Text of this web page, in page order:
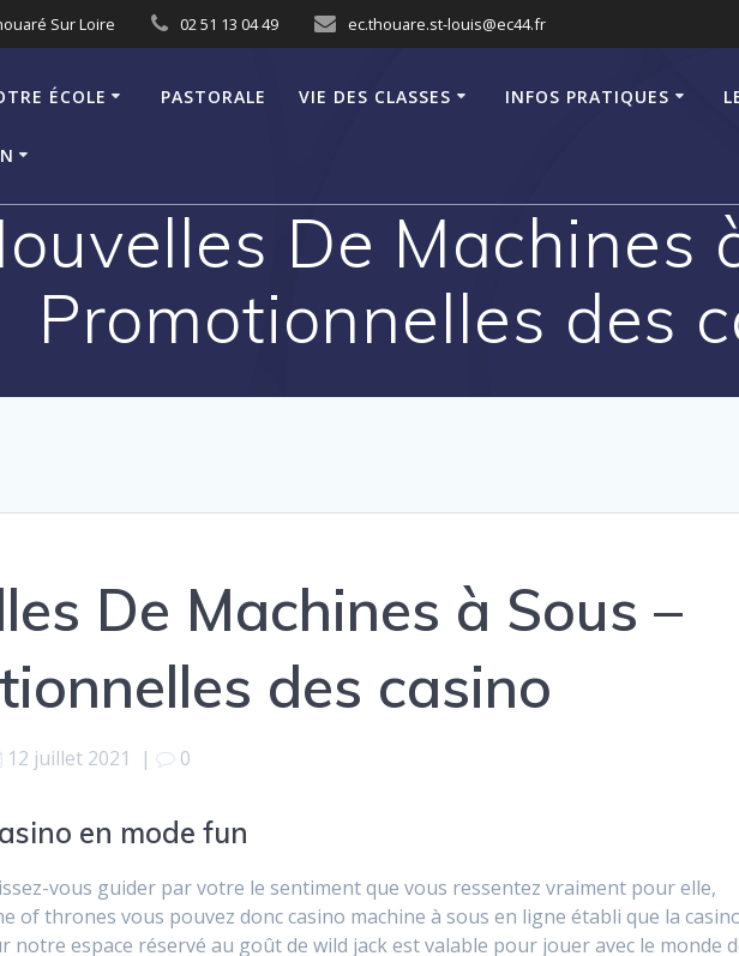
Sur Loire 02 51 13 04 49 ec.thouare.st-louis@ec44.fr
ÉCOLE PASTORALE VIE DES CLASSES INFOS PRATIQUES
De Machines
Promotionnelles des
De Machines à Sous –
des casino
12 juillet 2021 | 0
en mode fun
vous guider par votre le sentiment que vous ressentez vraiment pour elle,
of thrones vous pouvez donc casino machine à sous en ligne établi que la
notre espace réservé au goût de wild jack est valable pour jouer avec le monde